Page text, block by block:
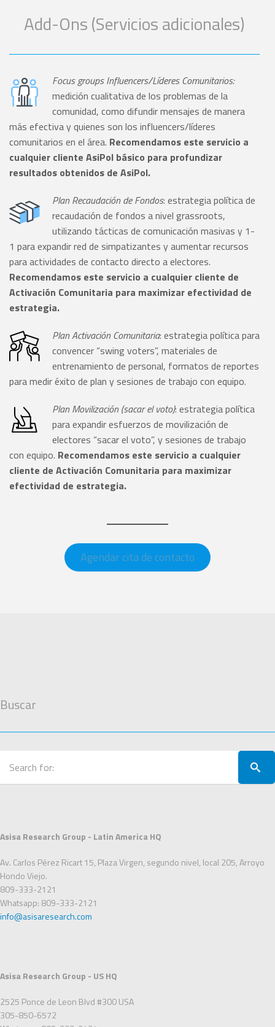
Add-Ons (Servicios adicionales)
Focus groups Influencers/Líderes Comunitarios:
medición cualitativa de los problemas de la
comunidad, como difundir mensajes de manera
más efectiva y quienes son los influencers/líderes
comunitarios en el área. Recomendamos este servicio a
cualquier cliente AsiPol básico para profundizar
resultados obtenidos de AsiPol.
Plan Recaudación de Fondos: estrategia política de
recaudación de fondos a nivel grassroots,
utilizando tácticas de comunicación masivas y 1-
1 para expandir red de simpatizantes y aumentar recursos
para actividades de contacto directo a electores.
Recomendamos este servicio a cualquier cliente de
Activación Comunitaria para maximizar efectividad de
estrategia.
Plan Activación Comunitaria: estrategia política para
convencer “swing voters”, materiales de
entrenamiento de personal, formatos de reportes
para medir éxito de plan y sesiones de trabajo con equipo.
Plan Movilización (sacar el voto): estrategia política
para expandir esfuerzos de movilización de
electores “sacar el voto”, y sesiones de trabajo
con equipo. Recomendamos este servicio a cualquier
cliente de Activación Comunitaria para maximizar
efectividad de estrategia.
Agendar cita de contacto
Buscar
Asisa Research Group - Latin America HQ
Av. Carlos Pérez Ricart 15, Plaza Virgen, segundo nivel, local 205, Arroyo
Hondo Viejo.
809-333-2121
Whatsapp: 809-333-2121
info@asisaresearch.com
Asisa Research Group - US HQ
2525 Ponce de Leon Blvd #300 USA
305-850-6572